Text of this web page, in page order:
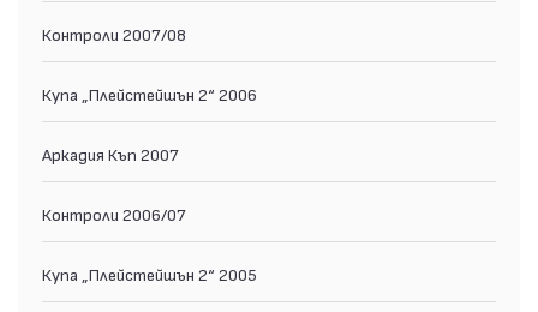
Контроли 2007/08
Купа „Плейстейшън 2“ 2006
Аркадия Къп 2007
Контроли 2006/07
Купа „Плейстейшън 2“ 2005